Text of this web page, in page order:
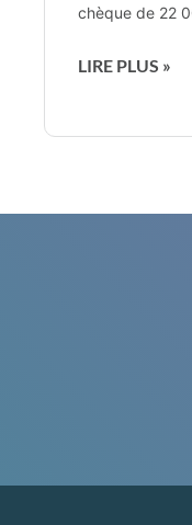
chèque de 22
LIRE PLUS »